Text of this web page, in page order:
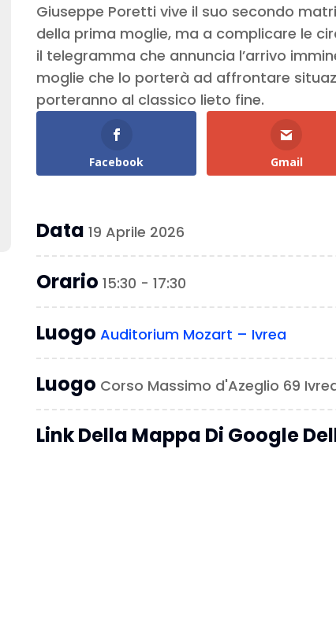
Giuseppe Poretti vive il suo secondo
della prima moglie, ma a complicare le
il telegramma che annuncia l’arrivo
moglie che lo porterà ad affrontare
porteranno al classico lieto fine.
Facebook Gmail
Data 19 Aprile 2026
Orario 15:30 - 17:30
Luogo Auditorium Mozart – Ivrea
Luogo Corso Massimo d'Azeglio 69
Link Della Mappa Di Google